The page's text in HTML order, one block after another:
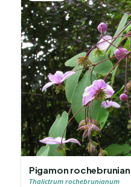
Pigamon
Thalictrum rochebrunianum